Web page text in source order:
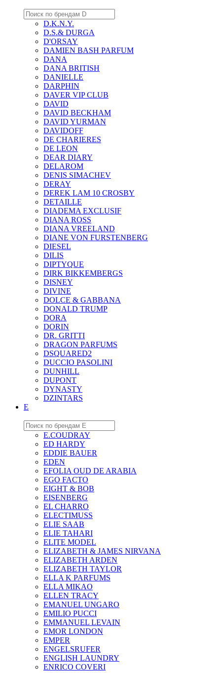
D.K.N.Y.
D.S.& DURGA
D'ORSAY
DAMIEN BASH PARFUM
DANA
DANA BRITISH
DANIELLE
DARPHIN
DAVER VIP CLUB
DAVID
DAVID BECKHAM
DAVID YURMAN
DAVIDOFF
DE CHARIERES
DE LEON
DEAR DIARY
DELAROM
DENIS SIMACHEV
DERAY
DEREK LAM 10 CROSBY
DETAILLE
DIADEMA EXCLUSIF
DIANA ROSS
DIANA VREELAND
DIANE VON FURSTENBERG
DIESEL
DILIS
DIPTYQUE
DIRK BIKKEMBERGS
DISNEY
DIVINE
DOLCE & GABBANA
DONALD TRUMP
DORA
DORIN
DR. GRITTI
DRAGON PARFUMS
DSQUARED2
DUCCIO PASOLINI
DUNHILL
DUPONT
DYNASTY
DZINTARS
E
E.COUDRAY
ED HARDY
EDDIE BAUER
EDEN
EFOLIA OUD DE ARABIA
EGO FACTO
EIGHT & BOB
EISENBERG
EL CHARRO
ELECTIMUSS
ELIE SAAB
ELIE TAHARI
ELITE MODEL
ELIZABETH & JAMES NIRVANA
ELIZABETH ARDEN
ELIZABETH TAYLOR
ELLA K PARFUMS
ELLA MIKAO
ELLEN TRACY
EMANUEL UNGARO
EMILIO PUCCI
EMMANUEL LEVAIN
EMOR LONDON
EMPER
ENGELSRUFER
ENGLISH LAUNDRY
ENRICO COVERI